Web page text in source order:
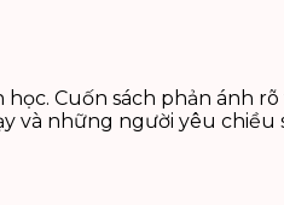
Cuốn sách phản ánh
và những người yêu chiều